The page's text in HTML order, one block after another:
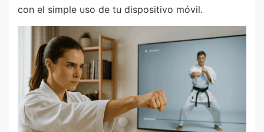
con el simple uso de tu dispositivo móvil.